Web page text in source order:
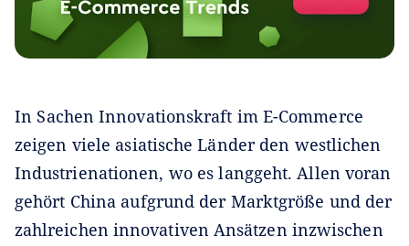
In Sachen Innovationskraft im E-Commerce
zeigen viele asiatische Länder den westlichen
Industrienationen, wo es langgeht. Allen voran
gehört China aufgrund der Marktgröße und der
zahlreichen innovativen Ansätzen inzwischen